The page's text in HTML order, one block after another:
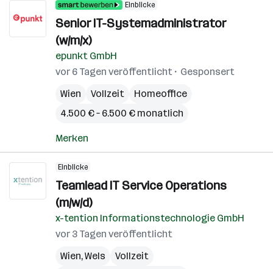
Einblicke
Senior IT-Systemadministrator
(w/m/x)
epunkt GmbH
vor 6 Tagen veröffentlicht
Gesponsert
Wien
Vollzeit
Homeoffice
4.500 € – 6.500 € monatlich
Merken
Einblicke
Teamlead IT Service Operations
(m/w/d)
x-tention Informationstechnologie GmbH
vor 3 Tagen veröffentlicht
Wien,Wels
Vollzeit